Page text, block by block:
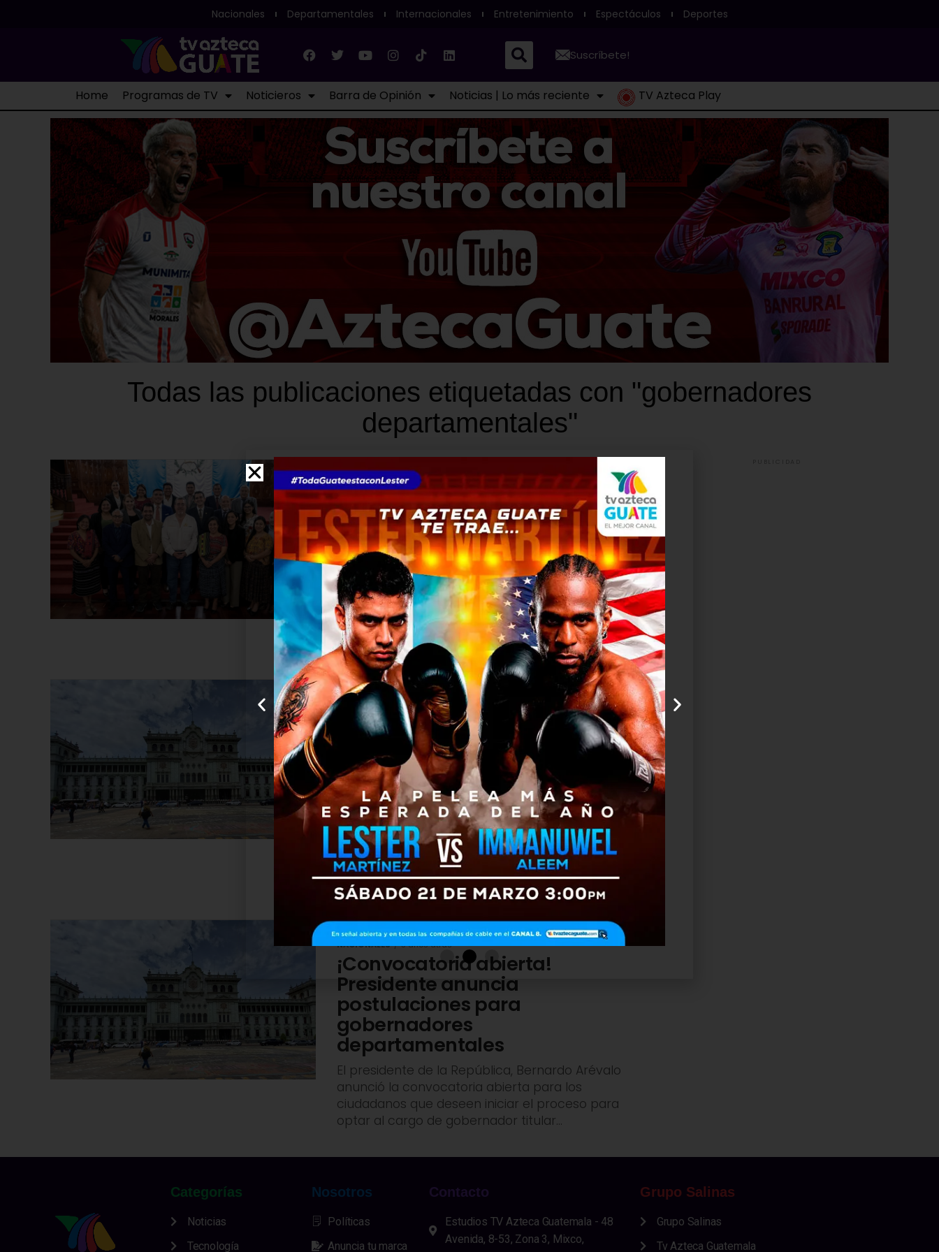
Nacionales Departamentales Internacionales Entretenimiento Espectáculos Deportes
Suscríbete!
Home Programas de TV Noticieros Barra de Opinión Noticias | Lo más reciente TV Azteca Play
Todas las publicaciones etiquetadas con "gobernadores
departamentales"
NACIONALES 2 años atrás
¡Renuncias aceptadas!
Gobernadores de cinco
departamentos dejarán sus
cargos
Este viernes 10 de enero, el Ejecutivo informó a
los gobernadores de Guatemala,
Suchitepéquez, Baja Verapaz, Jalapa y Quiché
que el presidente Bernardo Arévalo aceptó
sus...
NACIONALES 2 años atrás
Más de 1,500 ciudadanos
presentan expedientes para
optar al cargo de
gobernadores
departamentales
El Ministerio de Gobernación (Mingob) registró
que 1,516 expedientes fueron presentados por
parte de los ciudadanos quienes buscan ser
gobernadores de los 22 departamentos del
país....
NACIONALES 3 años atrás
¡Convocatoria abierta!
Presidente anuncia
postulaciones para
gobernadores
departamentales
El presidente de la República, Bernardo Arévalo
anunció la convocatoria abierta para los
ciudadanos que deseen iniciar el proceso para
optar al cargo de gobernador titular...
Categorías
Noticias
Tecnología
Nosotros
Políticas
Anuncia tu marca
Contacto
Estudios TV Azteca Guatemala - 48
Avenida, 8-53, Zona 3, Mixco,
Grupo Salinas
Grupo Salinas
Tv Azteca Guatemala